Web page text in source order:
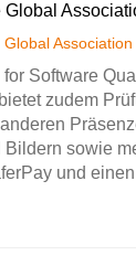
Software
zudem
sowie
und